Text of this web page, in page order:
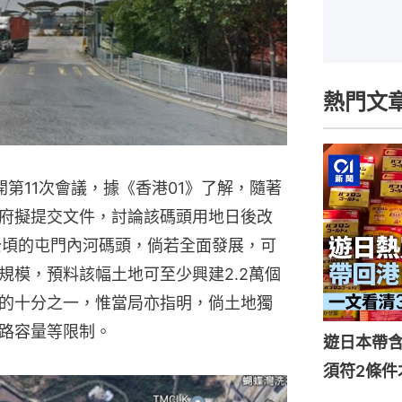
11次會議，據《香港01》了解，隨著
擬提交文件，討論該碼頭用地日後改
的屯門內河碼頭，倘若全面發展，可
模，預料該幅土地可至少興建2.2萬個
十分之一，惟當局亦指明，倘土地獨
容量等限制。
熱門文
遊日本帶
須符2條件